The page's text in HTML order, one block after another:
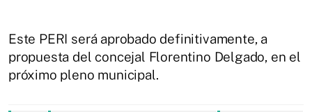
Este PERI será aprobado definitivamente, a
propuesta del concejal Florentino Delgado, en el
próximo pleno municipal.